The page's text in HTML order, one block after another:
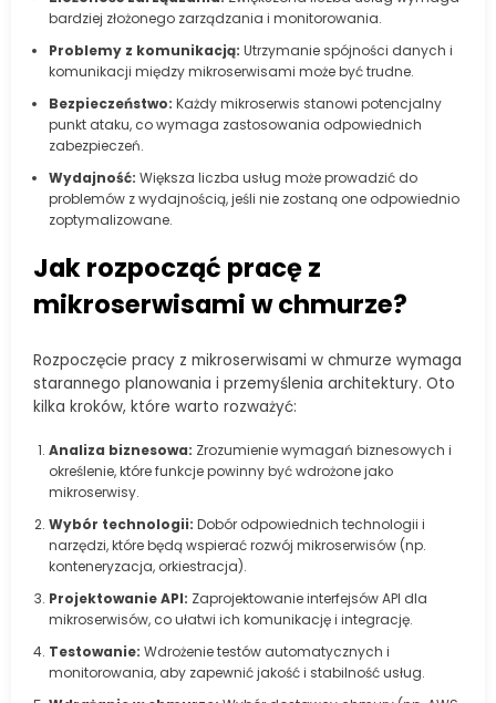
bardziej złożonego zarządzania i monitorowania.
Problemy z komunikacją: Utrzymanie spójności danych i
komunikacji między mikroserwisami może być trudne.
Bezpieczeństwo: Każdy mikroserwis stanowi potencjalny
punkt ataku, co wymaga zastosowania odpowiednich
zabezpieczeń.
Wydajność: Większa liczba usług może prowadzić do
problemów z wydajnością, jeśli nie zostaną one odpowiednio
zoptymalizowane.
Jak rozpocząć pracę z
mikroserwisami w chmurze?
Rozpoczęcie pracy z mikroserwisami w chmurze wymaga
starannego planowania i przemyślenia architektury. Oto
kilka kroków, które warto rozważyć:
Analiza biznesowa: Zrozumienie wymagań biznesowych i
określenie, które funkcje powinny być wdrożone jako
mikroserwisy.
Wybór technologii: Dobór odpowiednich technologii i
narzędzi, które będą wspierać rozwój mikroserwisów (np.
konteneryzacja, orkiestracja).
Projektowanie API: Zaprojektowanie interfejsów API dla
mikroserwisów, co ułatwi ich komunikację i integrację.
Testowanie: Wdrożenie testów automatycznych i
monitorowania, aby zapewnić jakość i stabilność usług.